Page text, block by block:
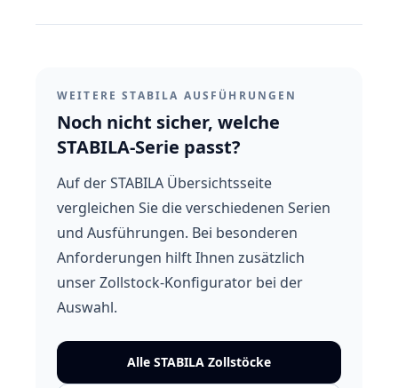
WEITERE STABILA AUSFÜHRUNGEN
Noch nicht sicher, welche
STABILA-Serie passt?
Auf der STABILA Übersichtsseite
vergleichen Sie die verschiedenen Serien
und Ausführungen. Bei besonderen
Anforderungen hilft Ihnen zusätzlich
unser Zollstock-Konfigurator bei der
Auswahl.
Alle STABILA Zollstöcke